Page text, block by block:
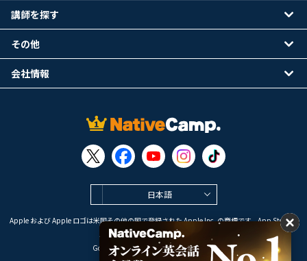
日本語
Apple および Apple ロゴは米国その他の国で登録された Apple Inc. の商標です。App Store は
Apple Inc. のサービスマークです。
Google Play は Google LLC の商標です。
講師を探す
その他
会社情報